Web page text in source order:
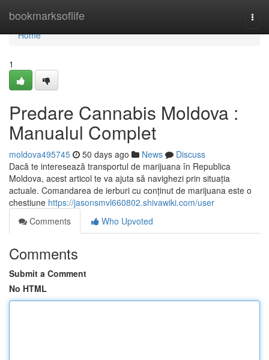
bookmarksoflife
Home
Home
1
Predare Cannabis Moldova :
Manualul Complet
moldova495745 50 days ago News
Discuss
Dacă te interesează transportul de marijuana în Republica
Moldova, acest articol te va ajuta să navighezi prin situația
actuale. Comandarea de ierburi cu conținut de marijuana este o
chestiune https://jasonsmvl660802.shivawiki.com/user
Comments
Who Upvoted
Comments
Submit a Comment
No HTML